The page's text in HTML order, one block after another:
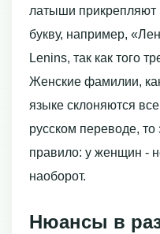
латыши прикрепляют
букву, например,
Lenins, так как того
Женские фамилии,
языке склоняются
русском переводе, то
правило: у женщин -
наоборот.
Нюансы в